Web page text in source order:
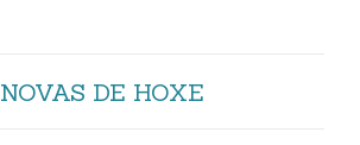
NOVAS DE HOXE